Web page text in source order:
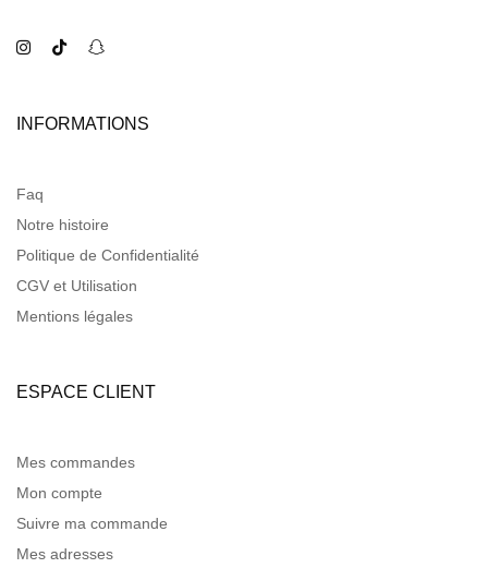
INFORMATIONS
Faq
Notre histoire
Politique de Confidentialité
CGV et Utilisation
Mentions légales
ESPACE CLIENT
Mes commandes
Mon compte
Suivre ma commande
Mes adresses